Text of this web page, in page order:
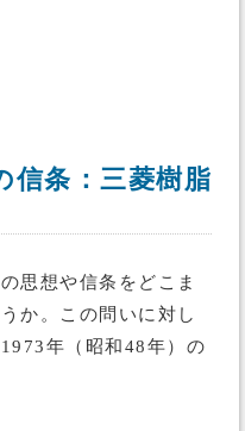
信条：三菱樹脂
思想や信条をどこま
か。この問いに対し
年（昭和48年）の